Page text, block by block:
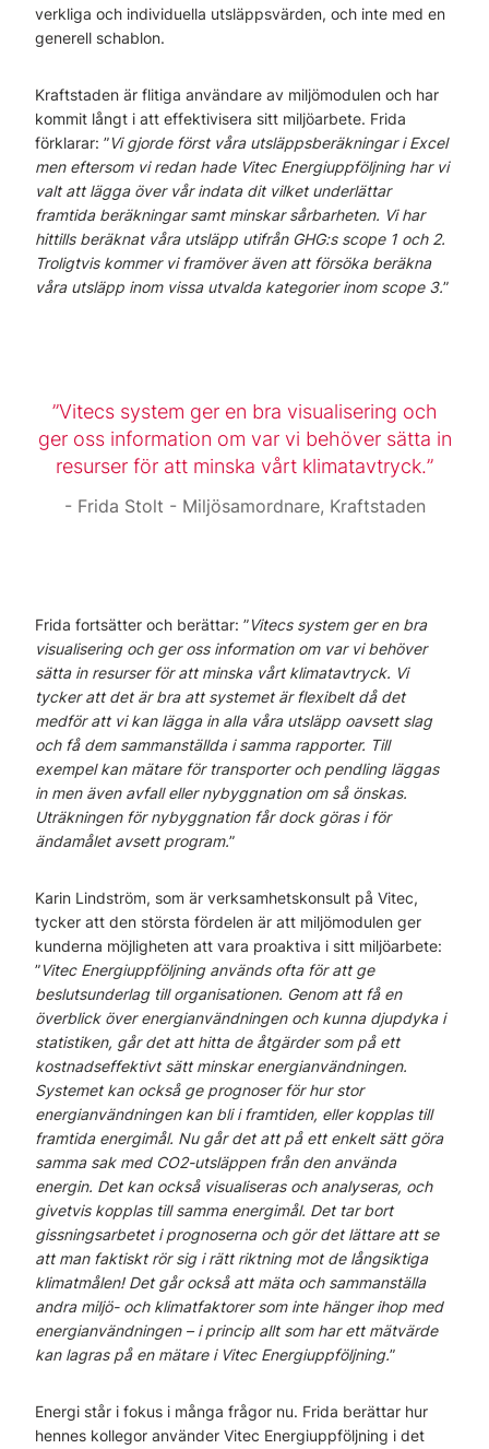
verkliga och individuella utsläppsvärden, och inte med en
generell schablon.
Kraftstaden är flitiga användare av miljömodulen och har
kommit långt i att effektivisera sitt miljöarbete. Frida
förklarar: ”Vi gjorde först våra utsläppsberäkningar i Excel
men eftersom vi redan hade Vitec Energiuppföljning har vi
valt att lägga över vår indata dit vilket underlättar
framtida beräkningar samt minskar sårbarheten. Vi har
hittills beräknat våra utsläpp utifrån GHG:s scope 1 och 2.
Troligtvis kommer vi framöver även att försöka beräkna
våra utsläpp inom vissa utvalda kategorier inom scope 3.”
Vitecs system ger en bra visualisering och
ger oss information om var vi behöver sätta in
resurser för att minska vårt klimatavtryck.
Frida Stolt - Miljösamordnare, Kraftstaden
Frida fortsätter och berättar: ”Vitecs system ger en bra
visualisering och ger oss information om var vi behöver
sätta in resurser för att minska vårt klimatavtryck. Vi
tycker att det är bra att systemet är flexibelt då det
medför att vi kan lägga in alla våra utsläpp oavsett slag
och få dem sammanställda i samma rapporter. Till
exempel kan mätare för transporter och pendling läggas
in men även avfall eller nybyggnation om så önskas.
Uträkningen för nybyggnation får dock göras i för
ändamålet avsett program.”
Karin Lindström, som är verksamhetskonsult på Vitec,
tycker att den största fördelen är att miljömodulen ger
kunderna möjligheten att vara proaktiva i sitt miljöarbete:
”Vitec Energiuppföljning används ofta för att ge
beslutsunderlag till organisationen. Genom att få en
överblick över energianvändningen och kunna djupdyka i
statistiken, går det att hitta de åtgärder som på ett
kostnadseffektivt sätt minskar energianvändningen.
Systemet kan också ge prognoser för hur stor
energianvändningen kan bli i framtiden, eller kopplas till
framtida energimål. Nu går det att på ett enkelt sätt göra
samma sak med CO2-utsläppen från den använda
energin. Det kan också visualiseras och analyseras, och
givetvis kopplas till samma energimål. Det tar bort
gissningsarbetet i prognoserna och gör det lättare att se
att man faktiskt rör sig i rätt riktning mot de långsiktiga
klimatmålen! Det går också att mäta och sammanställa
andra miljö- och klimatfaktorer som inte hänger ihop med
energianvändningen – i princip allt som har ett mätvärde
kan lagras på en mätare i Vitec Energiuppföljning.”
Energi står i fokus i många frågor nu. Frida berättar hur
hennes kollegor använder Vitec Energiuppföljning i det